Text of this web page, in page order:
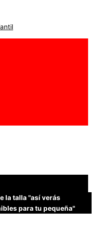
la talla "así verás
para tu pequeña"